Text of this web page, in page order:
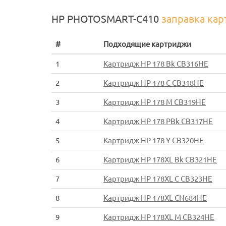
HP PHOTOSMART-C410 заправка
# Подходящие картриджи
1 Картридж HP 178 Bk CB316HE
2 Картридж HP 178 C CB318HE
3 Картридж HP 178 M CB319HE
4 Картридж HP 178 PBk CB317HE
5 Картридж HP 178 Y CB320HE
6 Картридж HP 178XL Bk CB321HE
7 Картридж HP 178XL C CB323HE
8 Картридж HP 178XL CN684HE
9 Картридж HP 178XL M CB324HE